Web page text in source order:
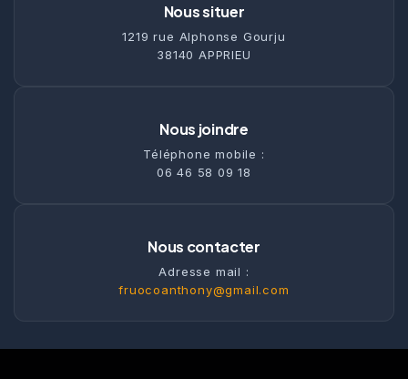
Nous situer
1219 rue Alphonse Gourju
38140 APPRIEU
Nous joindre
Téléphone mobile :
06 46 58 09 18
Nous contacter
Adresse mail :
fruocoanthony@gmail.com